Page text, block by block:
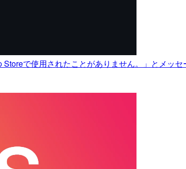
で使用されたことがありません。」とメッ